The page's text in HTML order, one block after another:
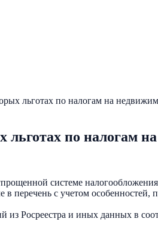
льготах по налогам на
льготах по налогам
системе
перечень с учетом
из Росреестра и иных данных в